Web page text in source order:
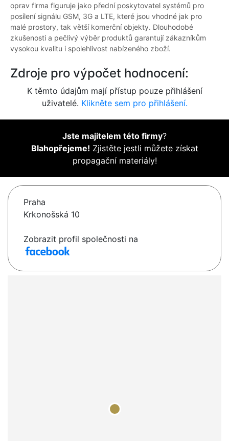
oprav firma figuruje jako přední poskytovatel systémů pro
posílení signálu GSM, 3G a LTE, které jsou vhodné jak pro
malé prostory, tak větší komerční objekty. Dlouhodobé
zkušenosti a pečlivý výběr produktů garantují zákazníkům
vysokou kvalitu i spolehlivost nabízeného zboží.
Zdroje pro výpočet hodnocení:
K těmto údajům mají přístup pouze přihlášení
uživatelé. Klikněte sem pro přihlášení.
Jste majitelem této firmy?
Blahopřejeme! Zjistěte jestli můžete získat
propagační materiály!
Praha
Krkonošská 10
Zobrazit profil společnosti na